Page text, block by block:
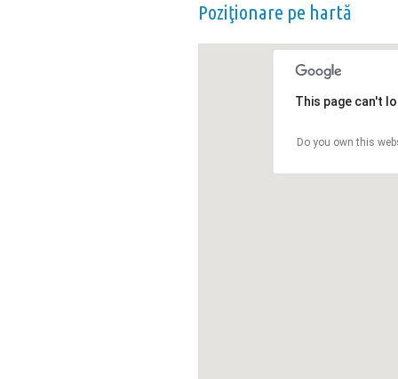
Poziţionare pe hartă
This page can't
Do you own this